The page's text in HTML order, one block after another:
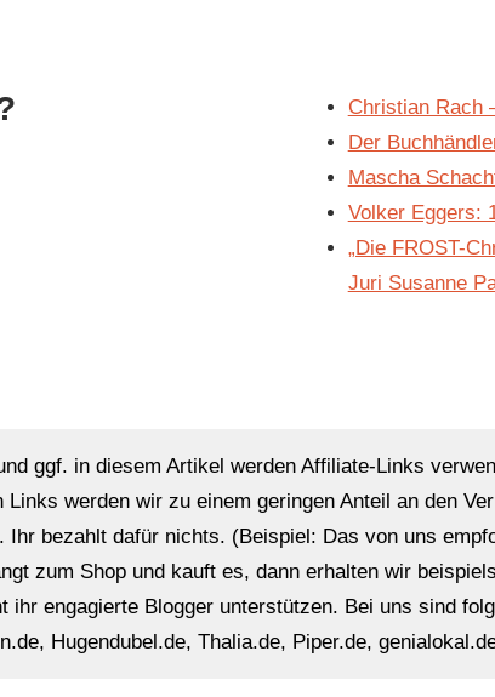
Christian Rach
Der
Mascha
Volker Eggers:
„Die FROST-
Juri Susanne
ggf. in diesem Artikel werden Affiliate-Links
Links werden wir zu einem geringen Anteil an den
Ihr bezahlt dafür nichts. (Beispiel: Das von uns
zum Shop und kauft es, dann erhalten wir
ihr engagierte Blogger unterstützen. Bei uns sind
Hugendubel.de, Thalia.de, Piper.de,